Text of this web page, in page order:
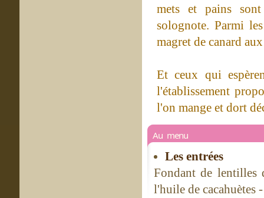
mets et pains
solognote. Parmi
magret de canard
Et ceux qui
l'établissement
l'on mange et dort
Au menu
Les entrées
Fondant de lentilles
l'huile de cacahuètes